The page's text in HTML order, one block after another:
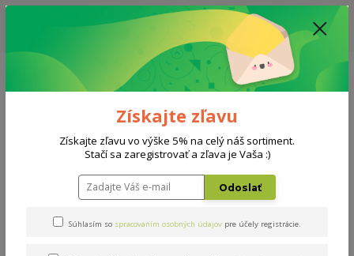
ZĽAVA: VŠETKY VYSTAVENÉ POSTELE ZA 400€ - CENA MATRACU A ROŠTU
PODĽA VÝBERU / DODACIA LEHOTA JE AKTUÁLNE 10-15 PRACOVNÝCH
Menu
0908 777 700 Po-So: 10-18 hod.
0
Matrace Natur Biogreen
Natur Biogreen
Získajte zľavu
Získajte zľavu vo výške 5% na celý náš sortiment.
Stačí sa zaregistrovať a zľava je Vaša :)
Odoslať
Súhlasím so spracovaním osobných údajov pre účely registrácie.